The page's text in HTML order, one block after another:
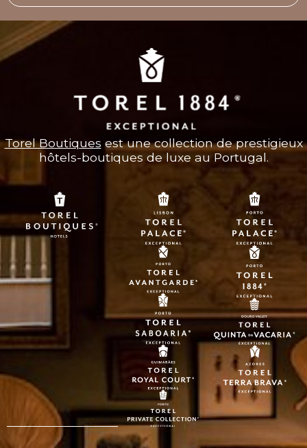
Torel Boutiques est une collection de prestigieux
hôtels-boutiques de luxe au Portugal.